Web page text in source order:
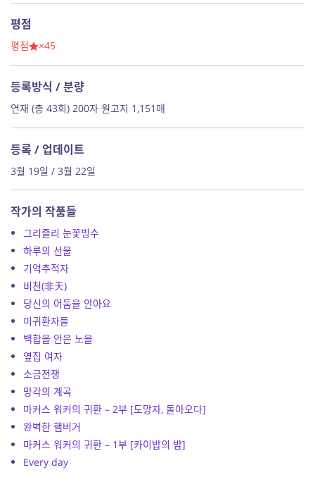
평점
평점 ×45
등록방식 / 분량
연재 (총 43회) 200자 원고지 1,151매
등록 / 업데이트
3월 19일 / 3월 22일
작가의 작품들
그리즐리 눈꽃빙수
하루의 선물
기억추적자
비천(非天)
당신의 어둠을 안아요
미귀환자들
백합을 안은 노을
옆집 여자
소금전쟁
망각의 계곡
마커스 워커의 귀환 – 2부 [도망자, 돌아오다]
완벽한 햄버거
마커스 워커의 귀환 – 1부 [카이밥의 밤]
Every day